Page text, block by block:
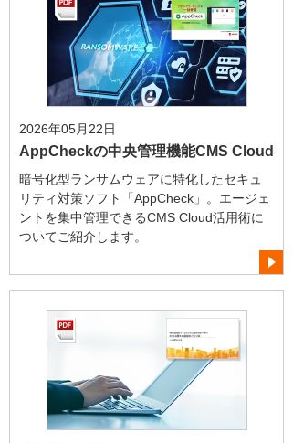
2026年05月22日
AppCheckの中央管理機能CMS Cloud
暗号化型ランサムウェアに特化したセキュ
リティ対策ソフト「AppCheck」。エージェ
ントを集中管理できるCMS Cloud活用術に
ついてご紹介します。